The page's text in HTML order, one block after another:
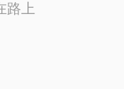
路上